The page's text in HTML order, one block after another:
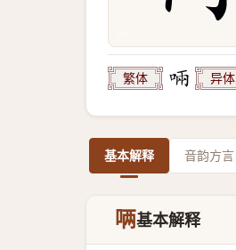
繁体 异体
基本解释 音韵方言
唡基本解释